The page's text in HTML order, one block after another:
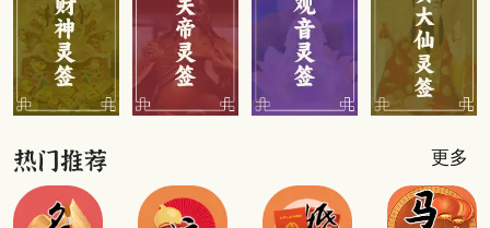
更多